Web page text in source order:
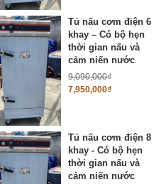
Tủ nấu cơm điện 6
khay – Có bộ hẹn
thời gian nấu và
cảm niến nước
9,090,000₫
7,950,000₫
Tủ nấu cơm điện 8
khay - Có bộ hẹn
thời gian nấu và
cảm niến nước